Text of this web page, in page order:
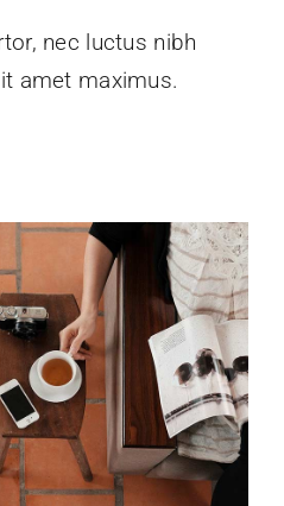
nec luctus nibh
amet maximus.